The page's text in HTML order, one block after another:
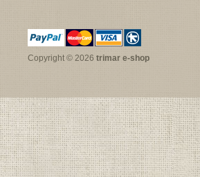
Copyright © 2026 trimar e-shop